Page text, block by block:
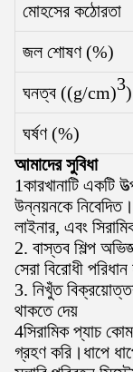
মোহসের কঠোরতা
জল শোষণ (%)
ঘনত্ব ((g/cm)3)
ঘর্ষণ (%)
আমাদের সুবিধা
1কারখানাটি একটি
উন্নয়নকে নিবেদিত।
লাইনার, এবং
2. বাস্তব শিল্প
সেরা বিরোধী
3. নিখুঁত
থাকতে দেয়
4সিরামিক প্যাচ
গ্রহণ করি।ধাপে